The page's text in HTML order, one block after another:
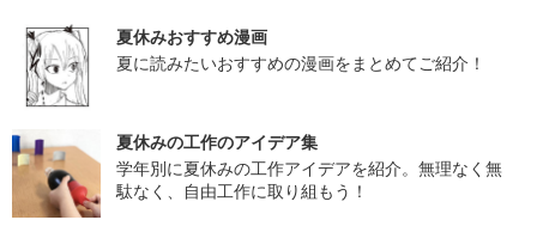
夏休みおすすめ漫画
夏に読みたいおすすめの漫画をまとめてご紹介！
夏休みの工作のアイデア集
学年別に夏休みの工作アイデアを紹介。無理なく無
駄なく、自由工作に取り組もう！